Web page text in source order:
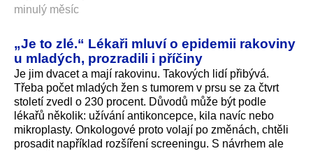
minulý měsíc
„Je to zlé.“ Lékaři mluví o epidemii rakoviny
u mladých, prozradili i příčiny
Je jim dvacet a mají rakovinu. Takových lidí přibývá.
Třeba počet mladých žen s tumorem v prsu se za čtvrt
století zvedl o 230 procent. Důvodů může být podle
lékařů několik: užívání antikoncepce, kila navíc nebo
mikroplasty. Onkologové proto volají po změnách, chtěli
prosadit například rozšíření screeningu. S návrhem ale